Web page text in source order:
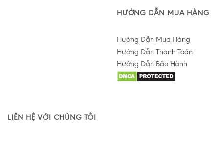
HƯỚNG DẪN MUA HÀNG
Hướng Dẫn Mua Hàng
Hướng Dẫn Thanh Toán
Hướng Dẫn Bảo Hành
LIÊN HỆ VỚI CHÚNG TÔI